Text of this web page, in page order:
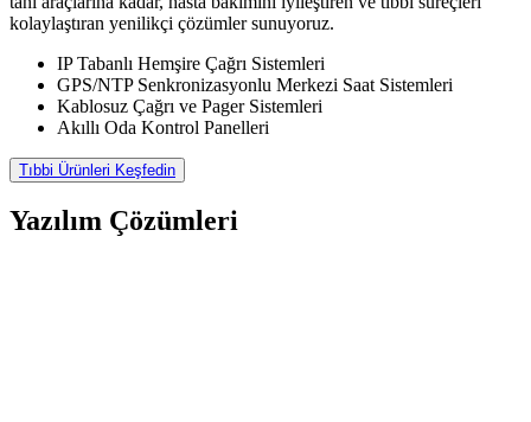
kolaylaştıran yenilikçi çözümler sunuyoruz.
IP Tabanlı Hemşire Çağrı Sistemleri
GPS/NTP Senkronizasyonlu Merkezi Saat Sistemleri
Kablosuz Çağrı ve Pager Sistemleri
Akıllı Oda Kontrol Panelleri
Tıbbi Ürünleri Keşfedin
Yazılım Çözümleri